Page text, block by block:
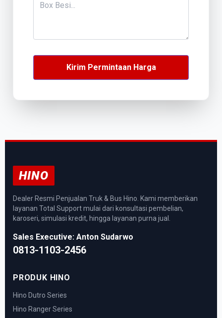
Kirim Permintaan Harga
HINO
Dealer Resmi Penjualan Truk & Bus Hino. Kami memberikan
layanan Total Support mulai dari konsultasi pembelian,
karoseri, simulasi kredit, hingga layanan purna jual.
Sales Executive: Anton Sudarwo
0813-1103-2456
PRODUK HINO
Hino Dutro Series
Hino Ranger Series